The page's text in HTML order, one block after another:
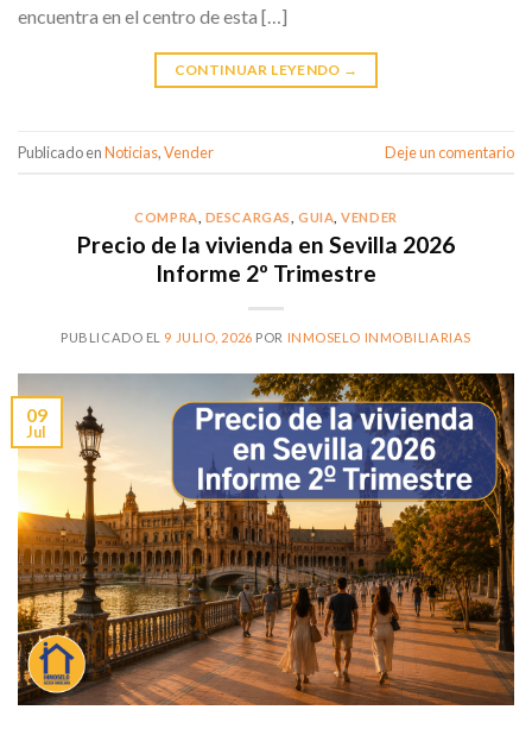
encuentra en el centro de esta […]
CONTINUAR LEYENDO →
Publicado enNoticias,Vender Deje un comentario
COMPRA DESCARGAS GUIA ,VENDER
Precio de la vivienda en Sevilla 2026
Informe 2º Trimestre
PUBLICADO EL 9 JULIO, 2026 POR INMOSELO INMOBILIARIAS
09
Jul